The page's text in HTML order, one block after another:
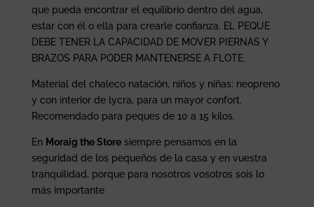
que pueda encontrar el equilibrio dentro del agua,
estar con él o ella para crearle confianza. EL PEQUE
DEBE TENER LA CAPACIDAD DE MOVER PIERNAS Y
BRAZOS PARA PODER MANTENERSE A FLOTE.
Material del chaleco natación, niños y niñas: neopreno
y con interior de lycra, para un mayor confort.
Recomendado para peques de 10 a 15 kilos.
En Moraig the Storesiempre pensamos en la
seguridad de los pequeños de la casa y en vuestra
tranquilidad, porque para nosotros vosotros sois lo
más importante